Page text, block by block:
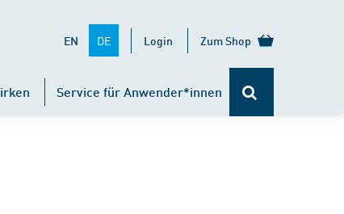
EN DE Login Zum Shop
Service für Anwender*innen